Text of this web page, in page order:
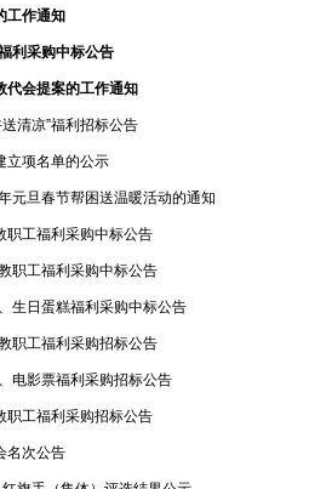
工作通知
利采购中标公告
代会提案的工作通知
清凉”福利招标公告
立项名单的公示
元旦春节帮困送温暖活动的通知
职工福利采购中标公告
职工福利采购中标公告
生日蛋糕福利采购中标公告
职工福利采购招标公告
电影票福利采购招标公告
职工福利采购招标公告
名次公告